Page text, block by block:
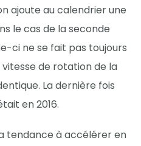
ajoute au calendrier une
le cas de la seconde
ci ne se fait pas toujours
de rotation de la
La dernière fois
en 2016.
tendance à accélérer en